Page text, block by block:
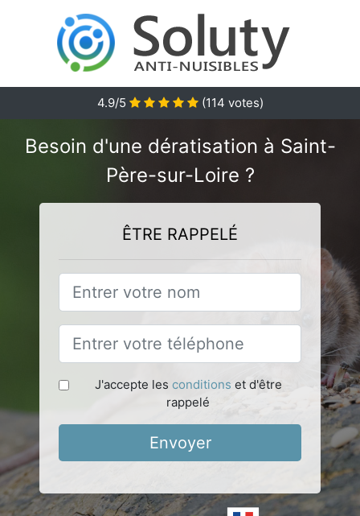
4.9/5 (114 votes)
Besoin d'une dératisation à Saint-
Père-sur-Loire ?
ÊTRE RAPPELÉ
J'accepte les conditions et d'être
rappelé
Envoyer